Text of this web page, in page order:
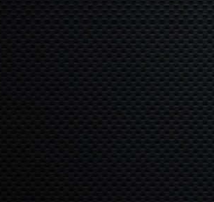
19 בינואר
2021
חלפים
לרכב
ביבוא
אישי –
מה
באמת
ניתן
להכניס
לישראל?
24 בדצמבר
2020
לקוחות
מרוצים
של
Octan
Parts:
משאבת
דלק
לקרייזלר
ויאג'ר
30 בנובמבר
2020
לקוחות
מרוצים
של
Octan
Parts:
מנוע
בלם יד
לריינג'
רובר
איווק